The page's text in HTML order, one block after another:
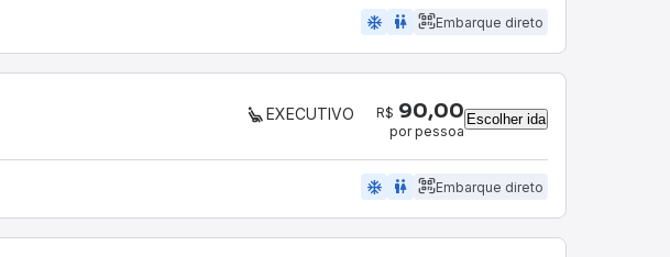
ac_unit wc Embarque direto
EXECUTIVO R$ 90,00
por pessoa
Escolher ida
ac_unit wc Embarque direto